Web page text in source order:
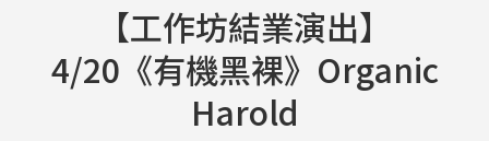
【工作坊結業演出】
4/20《有機黑裸》Organic
Harold